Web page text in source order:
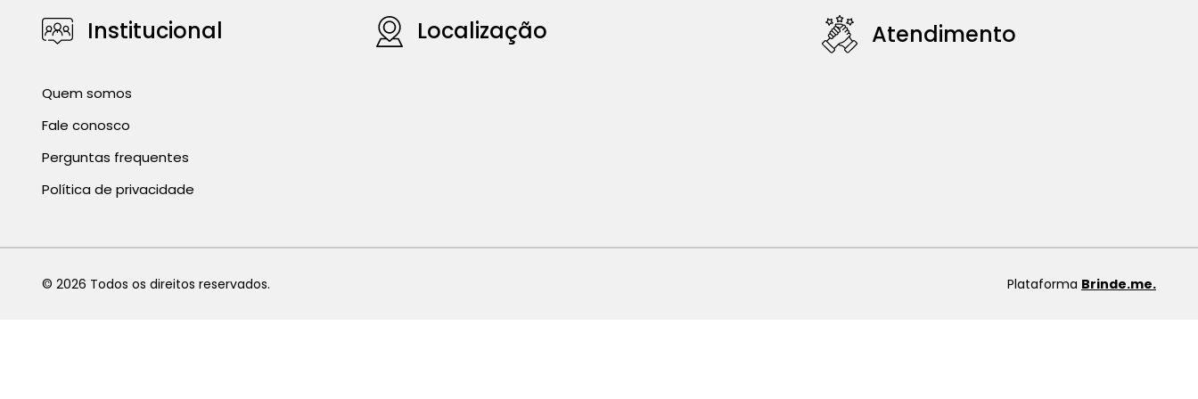
Institucional
Quem somos
Fale conosco
Perguntas frequentes
Política de privacidade
Localização Atendimento
© 2026 Todos os direitos reservados. Plataforma Brinde.me.